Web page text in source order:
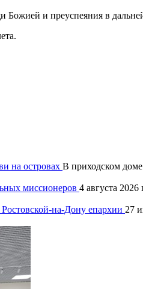
и преуспеяния в
на островах В приходском доме
миссионеров 4 августа
на-Дону епархии 27